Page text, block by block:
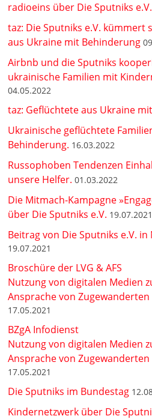
radioeins über Die Sputniks e.V.
taz: Die Sputniks e.V. kümmert
aus Ukraine mit Behinderung
Airbnb und die Sputniks
ukrainische Familien mit
04.05.2022
taz: Geflüchtete aus Ukraine
Ukrainische geflüchtete
Behinderung. 16.03.2022
Russophoben Tendenzen
unsere Helfer. 01.03.2022
Die Mitmach-Kampagne
über Die Sputniks e.V. 19.07.2021
Beitrag von Die Sputniks e.V. in
19.07.2021
Broschüre der LVG & AFS
Nutzung von digitalen Medien
Ansprache von
17.05.2021
BZgA Infodienst
Nutzung von digitalen Medien
Ansprache von
17.05.2021
Die Sputniks im Bundestag
Kindernetzwerk über Die